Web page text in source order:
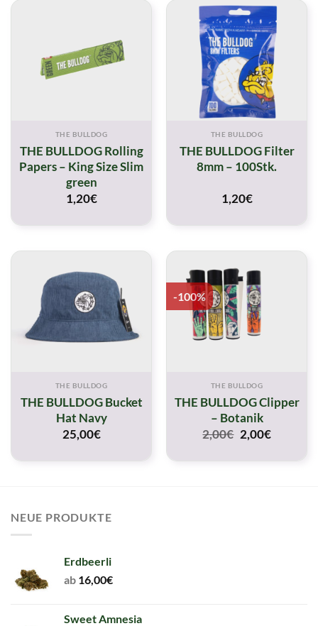
THE BULLDOG
THE BULLDOG Rolling
Papers – King Size Slim
green
1,20€
THE BULLDOG
THE BULLDOG Filter
8mm – 100Stk.
1,20€
THE BULLDOG
THE BULLDOG Bucket
Hat Navy
25,00€
-100%
THE BULLDOG
THE BULLDOG Clipper
– Botanik
2,00€ Original
price
2,00€Current
NEUE PRODUKTE
Erdbeerli
ab 16,00€
Sweet Amnesia